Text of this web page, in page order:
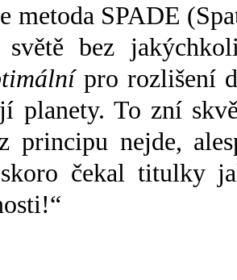
metoda SPADE
bez
pro rozlišení
planety. To zní
principu nejde,
čekal titulky